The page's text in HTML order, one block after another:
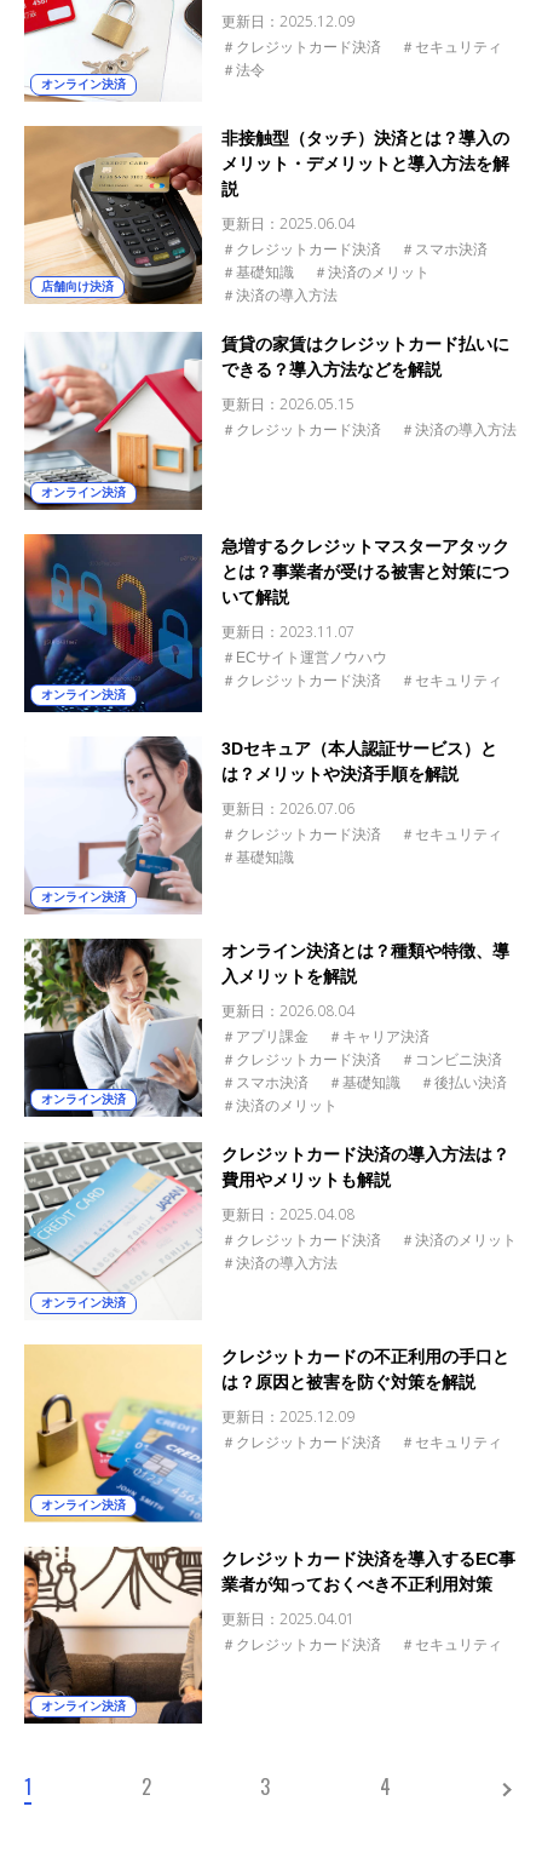
オンライン決済
更新日：2025.12.09
＃クレジットカード決済
＃セキュリティ
＃法令
店舗向け決済
非接触型（タッチ）決済とは？導入の
メリット・デメリットと導入方法を解
説
更新日：2025.06.04
＃クレジットカード決済
＃スマホ決済
＃基礎知識
＃決済のメリット
＃決済の導入方法
オンライン決済
賃貸の家賃はクレジットカード払いに
できる？導入方法などを解説
更新日：2026.05.15
＃クレジットカード決済 ＃決済の導入方法
オンライン決済
急増するクレジットマスターアタック
とは？事業者が受ける被害と対策につ
いて解説
更新日：2023.11.07
＃ECサイト運営ノウハウ
＃クレジットカード決済
＃セキュリティ
オンライン決済
3Dセキュア（本人認証サービス）と
は？メリットや決済手順を解説
更新日：2026.07.06
＃クレジットカード決済
＃セキュリティ
＃基礎知識
オンライン決済
オンライン決済とは？種類や特徴、導
入メリットを解説
更新日：2026.08.04
＃アプリ課金
＃キャリア決済
＃クレジットカード決済
＃コンビニ決済
＃スマホ決済
＃基礎知識
＃後払い決済
＃決済のメリット
オンライン決済
クレジットカード決済の導入方法は？
費用やメリットも解説
更新日：2025.04.08
＃クレジットカード決済
＃決済のメリット
＃決済の導入方法
オンライン決済
クレジットカードの不正利用の手口と
は？原因と被害を防ぐ対策を解説
更新日：2025.12.09
＃クレジットカード決済 ＃セキュリティ
オンライン決済
クレジットカード決済を導入するEC事
業者が知っておくべき不正利用対策
更新日：2025.04.01
＃クレジットカード決済 ＃セキュリティ
1 2 3 4